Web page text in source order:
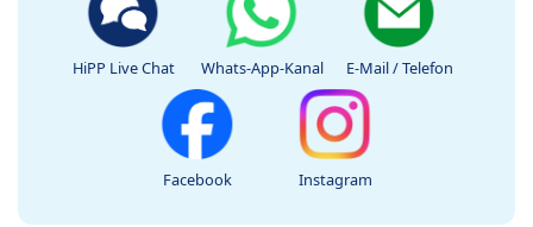
HiPP Live Chat Whats-App-Kanal E-Mail / Telefon
Facebook Instagram